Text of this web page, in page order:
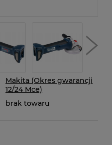
Makita (Okres gwarancji
12/24 Mce)
brak towaru